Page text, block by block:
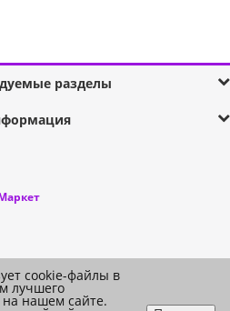
разделы
©It's Wool: Интернет-магазин
шоссе, д 36, корп 1
cookie-файлы в
лучшего
на нашем сайте.